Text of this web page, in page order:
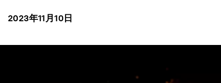
2023年11月10日